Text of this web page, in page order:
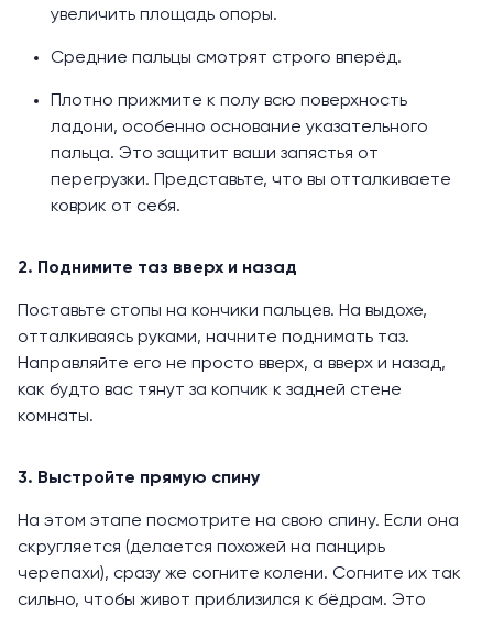
увеличить площадь опоры.
Средние пальцы смотрят строго вперёд.
Плотно прижмите к полу всю поверхность
ладони, особенно основание указательного
пальца. Это защитит ваши запястья от
перегрузки. Представьте, что вы отталкиваете
коврик от себя.
2. Поднимите таз вверх и назад
Поставьте стопы на кончики пальцев. На выдохе,
отталкиваясь руками, начните поднимать таз.
Направляйте его не просто вверх, а вверх и назад,
как будто вас тянут за копчик к задней стене
комнаты.
3. Выстройте прямую спину
На этом этапе посмотрите на свою спину. Если она
скругляется (делается похожей на панцирь
черепахи), сразу же согните колени. Согните их так
сильно, чтобы живот приблизился к бёдрам. Это